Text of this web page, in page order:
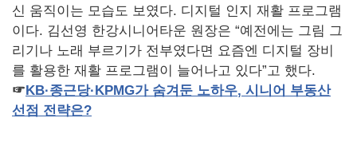
신 움직이는 모습도 보였다. 디지털 인지 재활 프로그램
이다. 김선영 한강시니어타운 원장은 “예전에는 그림 그
리기나 노래 부르기가 전부였다면 요즘엔 디지털 장비
를 활용한 재활 프로그램이 늘어나고 있다”고 했다.
☞ KB·종근당· KPMG가 숨겨둔 노하우, 시니어 부동산
선점 전략은?